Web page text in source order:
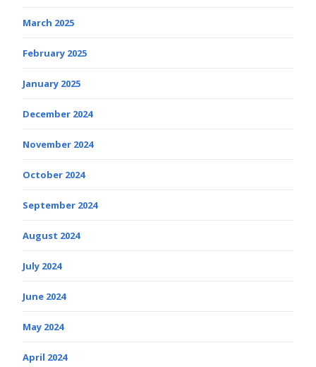
March 2025
February 2025
January 2025
December 2024
November 2024
October 2024
September 2024
August 2024
July 2024
June 2024
May 2024
April 2024